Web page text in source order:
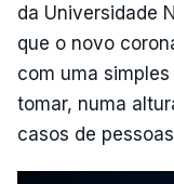
da Universidade
que o novo
com uma
tomar, numa
casos de